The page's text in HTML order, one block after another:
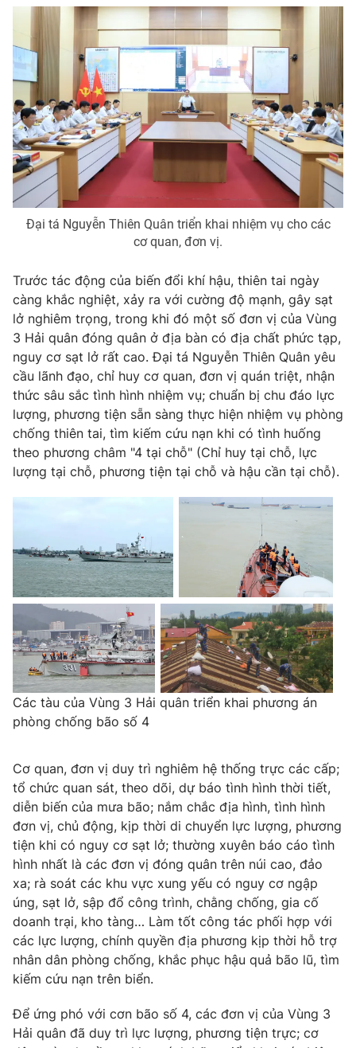
Hậu trường
Nhân vật
Khán giả
Giải sao mai
Điện ảnh
Âm nhạc
Đời sống
Du lịch
Làm đẹp
Chất lượng cuộc sống
Giáo dục
Tuyển sinh
Học trực tuyến
Công nghệ
Hitech Công nghệ tương lai
Sản phẩm
Thị trường
Giao lưu trực tuyến
Lịch phát sóng
Chuyên mục khác
Emagazine Podcast
Photo Infographic
Video Shorts video
VTV Money VTV Thể thao
VTV Sức khoẻ Bất động sản
Thị trường 24h Tấm lòng Việt
VTV4 Vươn mình bằng AI
VTV9 VTV8
Liên hệ tòa soạn English
THỜI BÁO VTV
Theo dõi báo trên
Cơ quan chủ quản:Đài Truyền hình Việt Nam
Cơ quan báo chí:
Thời báo VTV
Giấy phép hoạt động báo in và báo điện tử số 483/GP-BTTTT
cấp ngày 29/12/2023
Tổng Biên tập: Vũ Thanh Thủy
Nguyễn Trọng Ninh
Tổng đài VTV: 024.38 355 931 - 024.38 355 932
Đại tá Nguyễn Thiên Quân triển khai nhiệm vụ cho các
cơ quan, đơn vị.
Trước tác động của biến đổi khí hậu, thiên tai ngày
càng khắc nghiệt, xảy ra với cường độ mạnh, gây sạt
lở nghiêm trọng, trong khi đó một số đơn vị của Vùng
3 Hải quân đóng quân ở địa bàn có địa chất phức tạp,
nguy cơ sạt lở rất cao. Đại tá Nguyễn Thiên Quân yêu
cầu lãnh đạo, chỉ huy cơ quan, đơn vị quán triệt, nhận
thức sâu sắc tình hình nhiệm vụ; chuẩn bị chu đáo lực
lượng, phương tiện sẵn sàng thực hiện nhiệm vụ phòng
chống thiên tai, tìm kiếm cứu nạn khi có tình huống
theo phương châm "4 tại chỗ" (Chỉ huy tại chỗ, lực
lượng tại chỗ, phương tiện tại chỗ và hậu cần tại chỗ).
Các tàu của Vùng 3 Hải quân triển khai phương án
phòng chống bão số 4
Cơ quan, đơn vị duy trì nghiêm hệ thống trực các cấp;
tổ chức quan sát, theo dõi, dự báo tình hình thời tiết,
diễn biến của mưa bão; nắm chắc địa hình, tình hình
đơn vị, chủ động, kịp thời di chuyển lực lượng, phương
tiện khi có nguy cơ sạt lở; thường xuyên báo cáo tình
hình nhất là các đơn vị đóng quân trên núi cao, đảo
xa; rà soát các khu vực xung yếu có nguy cơ ngập
úng, sạt lở, sập đổ công trình, chằng chống, gia cố
doanh trại, kho tàng… Làm tốt công tác phối hợp với
các lực lượng, chính quyền địa phương kịp thời hỗ trợ
nhân dân phòng chống, khắc phục hậu quả bão lũ, tìm
kiếm cứu nạn trên biển.
Để ứng phó với cơn bão số 4, các đơn vị của Vùng 3
Hải quân đã duy trì lực lượng, phương tiện trực; cơ